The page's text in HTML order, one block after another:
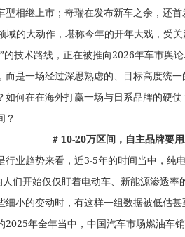
型相继上市；奇瑞在发布新车之余，还
域的大动作，堪称今年的开年大戏，受
的技术路线，正在被推向2026年车市舆
而是一场经过深思熟虑的、目标高度统
如何在在海外打赢一场与日系品牌的硬
？
# 10-20万区间，自主品牌要
行业趋势来看，近3-5年的时间当中，纯
们开始仅仅盯着电动车、新能源渗透
细小的变动时，有这样一组数据被低估
2025年全年当中，中国汽车市场燃油车